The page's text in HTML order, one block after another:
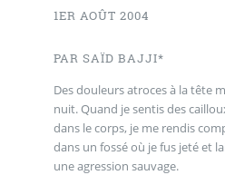
1ER AOÛT 2004
PAR SAÏD BAJJI*
Des douleurs atroces à la tête
nuit. Quand je sentis des
dans le corps, je me rendis
dans un fossé où je fus jeté et
une agression sauvage.